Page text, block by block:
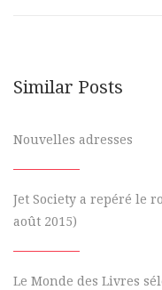
Similar Posts
Nouvelles adresses
Jet Society a repéré le
août 2015)
Le Monde des Livres